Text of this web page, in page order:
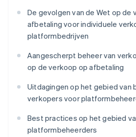
De gevolgen van de Wet op de
afbetaling voor individuele
platformbedrijven
Aangescherpt beheer van
op de verkoop op afbetaling
Uitdagingen op het gebied van
verkopers voor
Best practices op het gebied
platformbeheerders